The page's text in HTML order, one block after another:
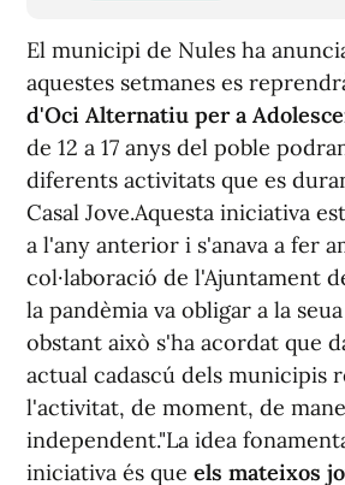
El municipi de Nules ha
aquestes setmanes es
d'Oci Alternatiu per a
de 12 a 17 anys del poble
diferents activitats que es
Casal Jove.Aquesta iniciativa
a l'any anterior i s'anava a fer
col·laboració de l'Ajuntament
la pandèmia va obligar a la
obstant això s'ha acordat que
actual cadascú dels municipis
l'activitat, de moment, de
independent."La idea
iniciativa és que els mateixos